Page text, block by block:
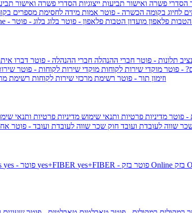
הסדרי פשרה ואישור תביעות ייצוגיות הסדרי פשרה ואישור
לחיוג בקומה הכשרה - פוטר אמות מידה לחסימת מספרים
הטבות פלאפון מועדון הטבות פלאפון - פוטר בלוג בלוג - פוטר
נציב תלונות - פוטר חברי ההנהלה חברי ההנהלה - פוטר דברו
- פוטר מוקדי שירות לקוחות מוקדי שירות לקוחות - פוטר
וזימון תור - פוטר רשימת מרכזי שירות לקוחות רשימת
- פוטר מדיניות פרטיות ותנאי שימוש מדיניות פרטיות ותנאי
שווה לעובדת ועובד חוק שכר שווה לעובדת ועובד - פוטר
yes+FIBER yes+FIBER - פוטר בזק Online